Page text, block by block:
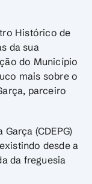
Histórico de
da sua
do Município
mais sobre o
parceiro
(CDEPG)
desde a
da freguesia